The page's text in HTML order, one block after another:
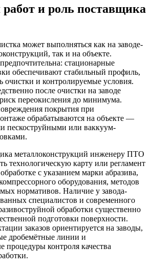
и роль поставщика
может выполняться как на заводе-
так и на объекте.
стационарные
обеспечивают стабильный профиль,
очистки и контролируемые условия.
после очистки на заводе
риск переокисления до минимума.
покрытия при
обрабатываются на объекте —
пескоструйными или ваккуум-
металлоконструкций инженеру ПТО
технологическую карту или регламент
с указанием марки абразива,
оборудования, методов
нормативов. Наличие у завода-
специалистов и современного
обработки существенно
подготовки поверхности.
заказов ориентируется на заводы,
дробемётные линии и
процедуры контроля качества